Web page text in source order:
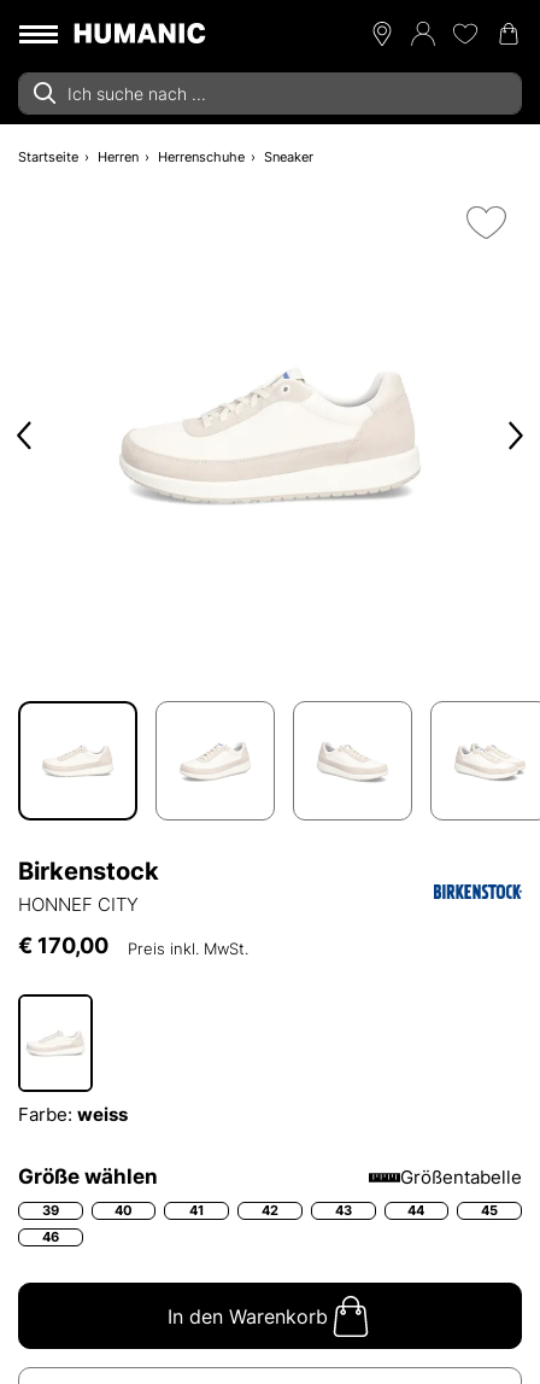
Startseite Herren Herrenschuhe Sneaker
Birkenstock
HONNEF CITY
€ 170,00 Preis inkl. MwSt.
Farbe: weiss
Größe wählen Größentabelle
39 40 41 42 43 44
45
46
In den Warenkorb